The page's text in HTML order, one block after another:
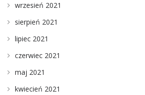
wrzesień 2021
sierpień 2021
lipiec 2021
czerwiec 2021
maj 2021
kwiecień 2021